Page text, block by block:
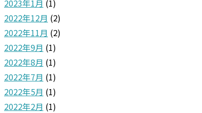
2023年1月 (1)
2022年12月 (2)
2022年11月 (2)
2022年9月 (1)
2022年8月 (1)
2022年7月 (1)
2022年5月 (1)
2022年2月 (1)